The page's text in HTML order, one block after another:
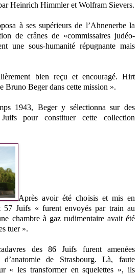
Heinrich Himmler et Wolfram Sievers.
à ses supérieurs de l’Ahnenerbe la
de crânes de «commissaires judéo-
une sous-humanité répugnante mais
bien reçu et encouragé. Hirt
Bruno Beger dans cette mission ».
1943, Beger y sélectionna sur des
pour constituer cette collection
Après avoir été choisis et mis en
57 Juifs « furent envoyés par train au
chambre à gaz rudimentaire avait été
tuer ».
des 86 Juifs furent amenées
d’anatomie de Strasbourg. Là, faute
« les transformer en squelettes », ils